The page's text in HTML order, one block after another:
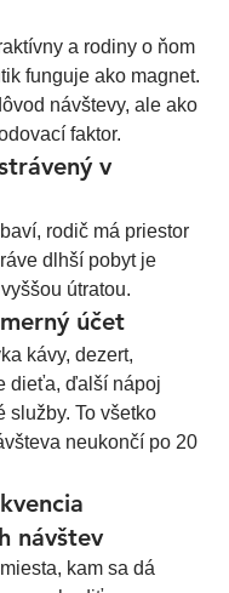
a rodiny o ňom
funguje ako magnet.
návštevy, ale ako
faktor.
v
rodič má priestor
dlhší pobyt je
útratou.
účet
kávy, dezert,
dieťa, ďalší nápoj
služby. To všetko
neukončí po 20
návštev
kam sa dá